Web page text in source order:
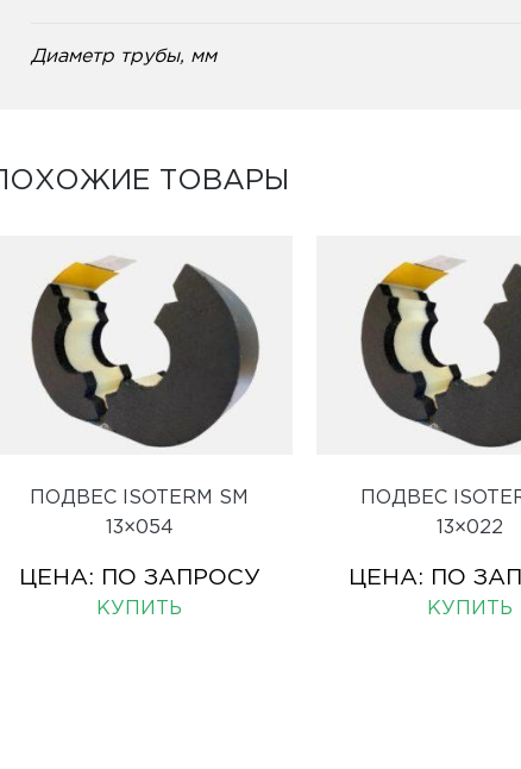
Диаметр трубы, мм
ПОХОЖИЕ ТОВАРЫ
ПОДВЕС ISOTERM SM
13×054
ЦЕНА: ПО ЗАПРОСУ
КУПИТЬ
ПОДВЕС
13×022
ЦЕНА: ПО
КУПИТЬ